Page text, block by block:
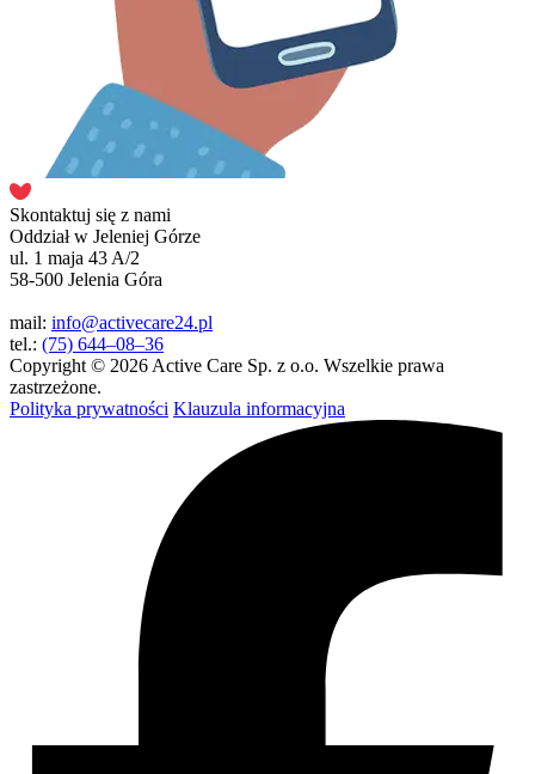
Skontaktuj się z nami
Oddział w Jeleniej Górze
ul. 1 maja 43 A/2
58-500 Jelenia Góra
mail: info@activecare24.pl
tel.: (75) 644–08–36
Copyright © 2026 Active Care Sp. z o.o. Wszelkie prawa
zastrzeżone.
Polityka prywatności Klauzula informacyjna